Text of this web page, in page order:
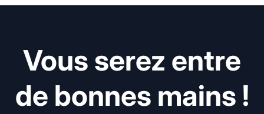
Vous serez entre
de bonnes mains !